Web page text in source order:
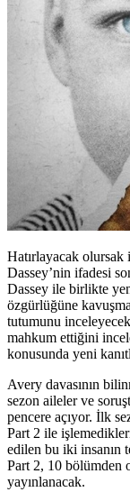
Hatırlayacak
Dassey’nin ifadesi
Dassey ile birlikte
özgürlüğüne
tutumunu
mahkum ettiğini
konusunda yeni
Avery davasının
sezon aileler ve
pencere açıyor. İlk
Part 2 ile
edilen bu iki insanın
Part 2, 10 bölümden
yayınlanacak.